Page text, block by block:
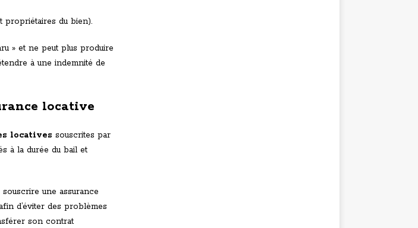
propriétaires du bien).
» et ne peut plus produire
à une indemnité de
locative
locatives souscrites par
à la durée du bail et
une assurance
d’éviter des problèmes
son contrat